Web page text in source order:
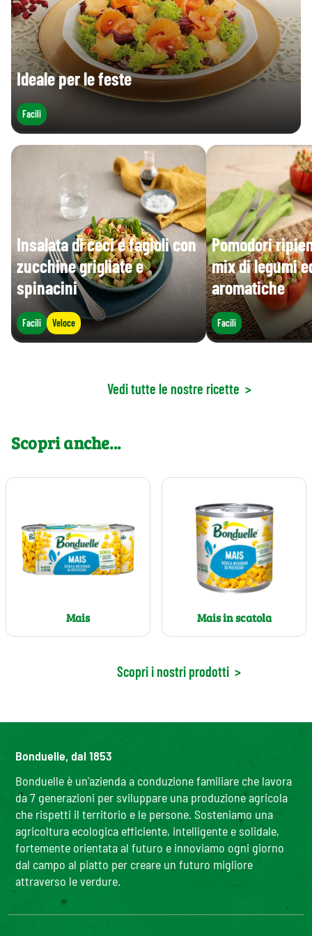
Ideale per le feste
Facili
Insalata di ceci e fagioli con
zucchine grigliate e
spinacini
Facili Veloce
Pomodori
mix di legumi
aromatiche
Facili
Vedi tutte le nostre ricette >
Scopri anche...
Mais Mais in scatola
Scopri i nostri prodotti >
Bonduelle, dal 1853
Bonduelle è un'azienda a conduzione familiare che lavora
da 7 generazioni per sviluppare una produzione agricola
che rispetti il territorio e le persone. Sosteniamo una
agricoltura ecologica efficiente, intelligente e solidale,
fortemente orientata al futuro e innoviamo ogni giorno
dal campo al piatto per creare un futuro migliore
attraverso le verdure.